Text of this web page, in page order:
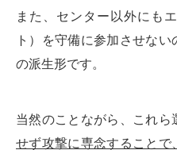
また、センター以外にも
ト）を守備に参加させな
の派生形です。
当然のことながら、これら
せず攻撃に専念することで